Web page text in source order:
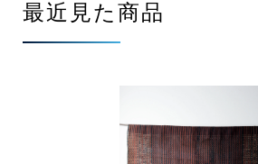
最近見た商品